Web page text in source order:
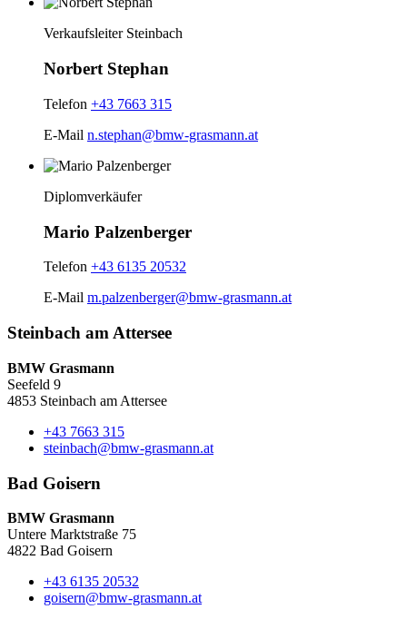
Verkaufsleiter Steinbach
Norbert Stephan
Telefon +43 7663 315
E-Mail n.stephan@bmw-grasmann.at
Diplomverkäufer
Mario Palzenberger
Telefon +43 6135 20532
E-Mail m.palzenberger@bmw-grasmann.at
Steinbach am Attersee
BMW Grasmann
Seefeld 9
4853 Steinbach am Attersee
+43 7663 315
steinbach@bmw-grasmann.at
Bad Goisern
BMW Grasmann
Untere Marktstraße 75
4822 Bad Goisern
+43 6135 20532
goisern@bmw-grasmann.at